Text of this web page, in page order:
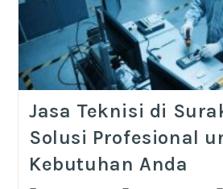
Jasa Teknisi di
Solusi Profesional
Kebutuhan Anda